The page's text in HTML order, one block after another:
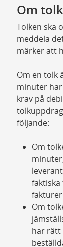
Om
Tolken ska
meddela
märker att
Om en tolk
minuter
krav på
följande:
Om
Om
har rätt